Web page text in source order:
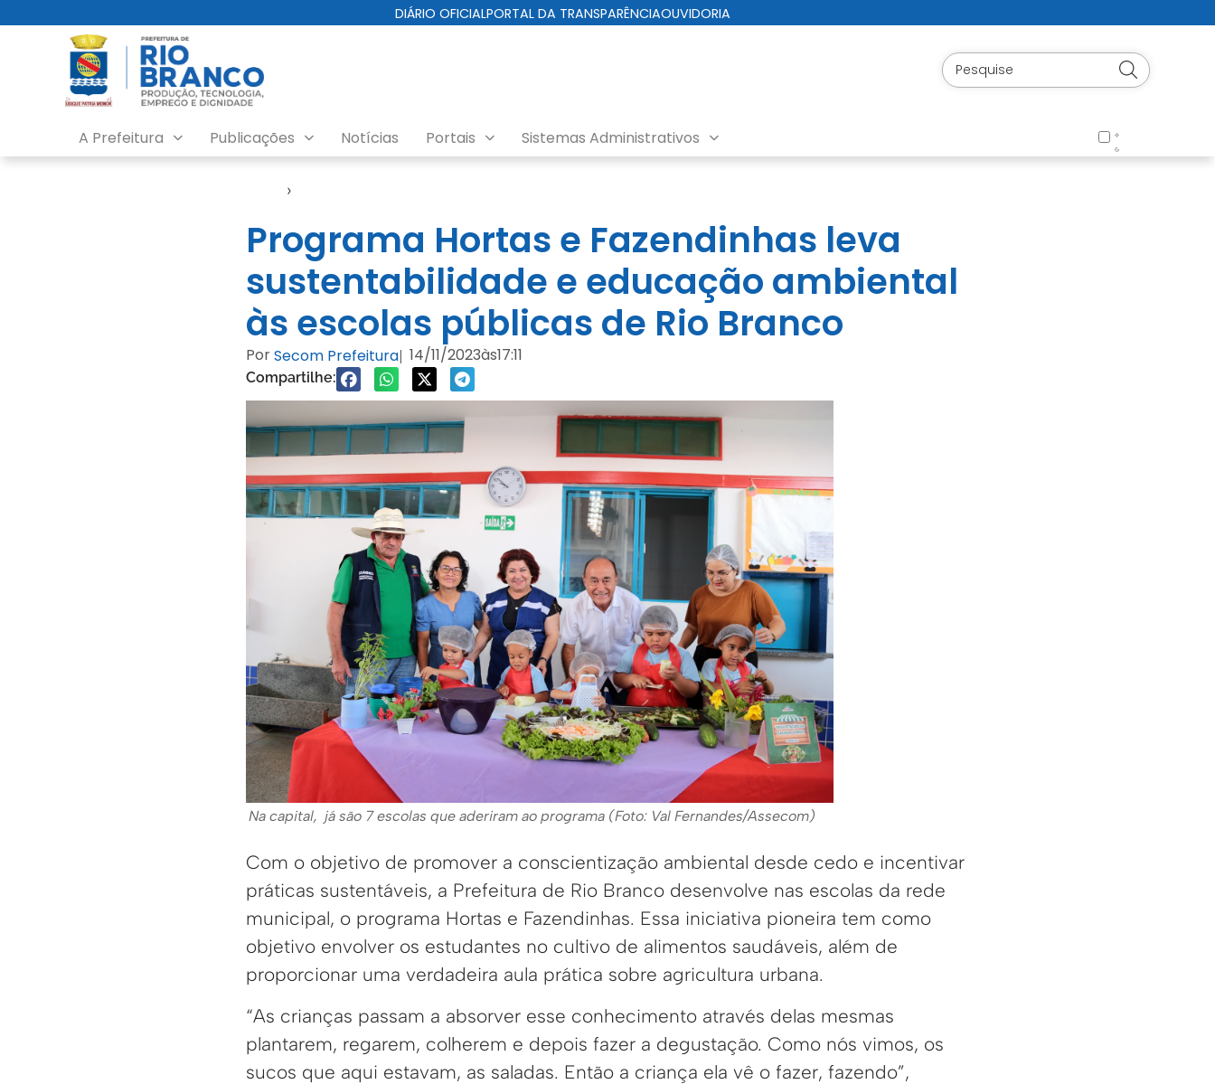
DIÁRIO OFICIALPORTAL DA TRANSPARÊNCIAOUVIDORIA
A Prefeitura Publicações Notícias Portais Sistemas Administrativos
›
Programa Hortas e Fazendinhas leva
sustentabilidade e educação ambiental
às escolas públicas de Rio Branco
PorSecom Prefeitura| 14/11/2023às17:11
Compartilhe:
Na capital, já são 7 escolas que aderiram ao programa (Foto: Val Fernandes/Assecom)
Com o objetivo de promover a conscientização ambiental desde cedo e incentivar
práticas sustentáveis, a Prefeitura de Rio Branco desenvolve nas escolas da rede
municipal, o programa Hortas e Fazendinhas. Essa iniciativa pioneira tem como
objetivo envolver os estudantes no cultivo de alimentos saudáveis, além de
proporcionar uma verdadeira aula prática sobre agricultura urbana.
“As crianças passam a absorver esse conhecimento através delas mesmas
plantarem, regarem, colherem e depois fazer a degustação. Como nós vimos, os
sucos que aqui estavam, as saladas. Então a criança ela vê o fazer, fazendo”,